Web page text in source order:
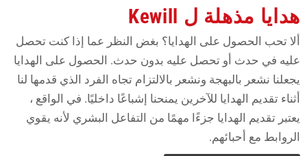
هدايا مذهلة ل Kewill
ألا تحب الحصول على الهدايا؟ بغض النظر عما إذا كنت تحصل
عليه في حدث أو تحصل عليه بدون حدث. الحصول على الهدايا
يجعلنا نشعر بالبهجة ونشعر بالالتزام تجاه الفرد الذي قدمها لنا
أثناء تقديم الهدايا للآخرين يمنحنا إشباعًا داخليًا. في الواقع ،
يعتبر تقديم الهدايا جزءًا مهمًا من التفاعل البشري لأنه يقوي
الروابط مع أحبائهم.